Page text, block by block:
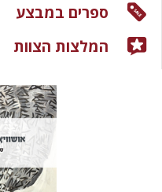
ספרים במבצע
המלצות הצוות